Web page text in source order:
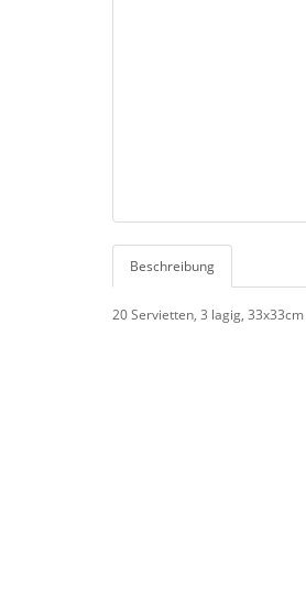
Beschreibung
20 Servietten, 3 lagig, 33x33cm